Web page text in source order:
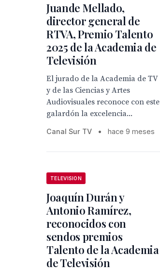
Juande Mellado,
director general de
RTVA, Premio Talento
2025 de la Academia de
Televisión
El jurado de la Academia de TV
y de las Ciencias y Artes
Audiovisuales reconoce con este
galardón la excelencia...
Canal Sur TV • hace 9 meses
TELEVISION
Joaquín Durán y
Antonio Ramírez,
reconocidos con
sendos premios
Talento de la Academia
de Televisión